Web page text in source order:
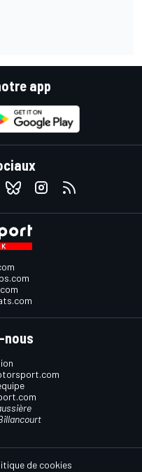
app
nous
de cookies